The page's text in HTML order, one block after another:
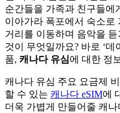
순간들을 가족과 친구들에
이아가라 폭포에서 숙소로
거리를 이동하며 음악을
것이 무엇일까요? 바로 ‘
품, 캐나다 유심에 대한 정
캐나다 유심 주요 요금제
할 수 있는 캐나다 eSIM에
더욱 가볍게 만들어줄 캐